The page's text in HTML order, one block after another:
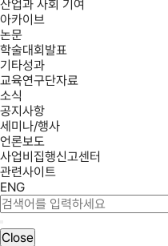
산업과 사회 기여
아카이브
논문
학술대회발표
기타성과
교육연구단자료
소식
공지사항
세미나/행사
언론보도
사업비집행신고센터
관련사이트
ENG
Close